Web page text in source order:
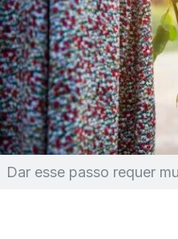
Dar esse passo requer